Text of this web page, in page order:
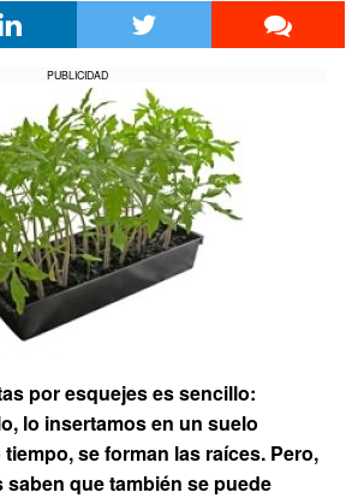
PUBLICIDAD
por esquejes es sencillo:
lo insertamos en un suelo
se forman las raíces. Pero,
que también se puede